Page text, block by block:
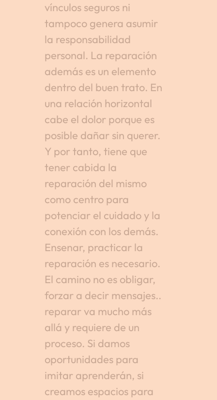
vínculos seguros ni
tampoco genera asumir
la responsabilidad
personal. La reparación
además es un elemento
dentro del buen trato. En
una relación horizontal
cabe el dolor porque es
posible dañar sin querer.
Y por tanto, tiene que
tener cabida la
reparación del mismo
como centro para
potenciar el cuidado y la
conexión con los demás.
Ensenar, practicar la
reparación es necesario.
El camino no es obligar,
forzar a decir mensajes..
reparar va mucho más
allá y requiere de un
proceso. Si damos
oportunidades para
imitar aprenderán, si
creamos espacios para